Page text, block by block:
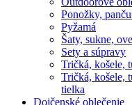
Ponožky,
Pyžamá
Šaty, sukne,
Sety a súpravy
Tričká, košele,
Tričká, košele,
tielka
Dojčenské oblečenie